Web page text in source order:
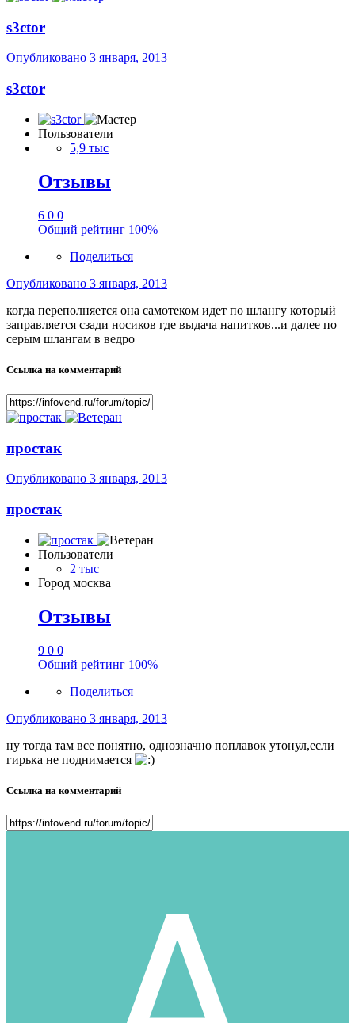
s3ctor
Опубликовано 3 января, 2013
s3ctor
Пользователи
5,9 тыс
Отзывы
6 0 0
Общий рейтинг 100%
Поделиться
Опубликовано 3 января, 2013
когда переполняется она самотеком идет по шлангу который
заправляется сзади носиков где выдача напитков...и далее по
серым шлангам в ведро
Ссылка на комментарий
простак
Опубликовано 3 января, 2013
простак
Пользователи
2 тыс
Город москва
Отзывы
9 0 0
Общий рейтинг 100%
Поделиться
Опубликовано 3 января, 2013
ну тогда там все понятно, однозначно поплавок утонул,если
гирька не поднимается
Ссылка на комментарий